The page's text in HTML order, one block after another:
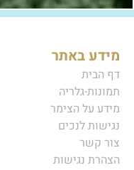
מידע באתר
דף הבית
תמונות-גלריה
מידע על הצימר
נגישות לנכים
צור קשר
הצהרת נגישות